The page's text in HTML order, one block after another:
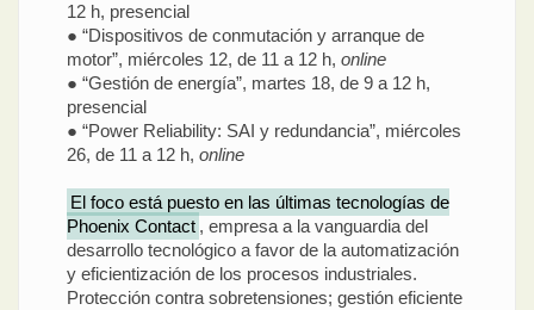
12 h, presencial
● “Dispositivos de conmutación y arranque de
motor”, miércoles 12, de 11 a 12 h, online
● “Gestión de energía”, martes 18, de 9 a 12 h,
presencial
● “Power Reliability: SAI y redundancia”, miércoles
26, de 11 a 12 h, online
El foco está puesto en las últimas tecnologías de
Phoenix Contact , empresa a la vanguardia del
desarrollo tecnológico a favor de la automatización
y eficientización de los procesos industriales.
Protección contra sobretensiones; gestión eficiente